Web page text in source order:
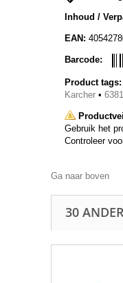
Inhoud /
EAN:
Barcode:
Product tags:
Karcher •
Gebruik het
Controleer
Ga naar boven
30